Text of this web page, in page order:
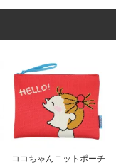
ココちゃんニットポーチ